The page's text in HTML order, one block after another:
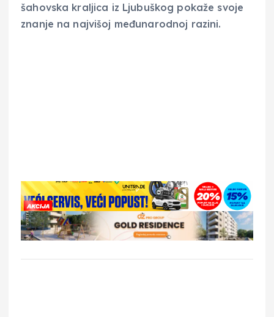
šahovska kraljica iz Ljubuškog pokaže svoje
znanje na najvišoj međunarodnoj razini.